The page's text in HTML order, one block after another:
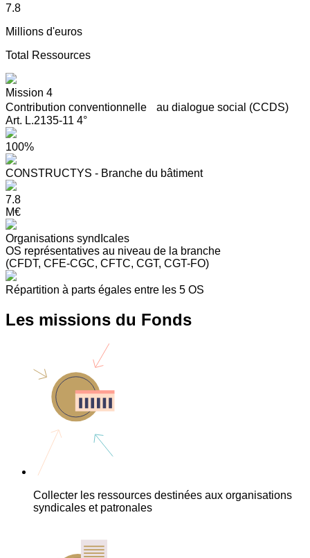
7.8
Millions d'euros
Total Ressources
Mission 4
Contribution conventionnelle au dialogue social (CCDS)
Art. L.2135-11 4°
100%
CONSTRUCTYS - Branche du bâtiment
7.8
M€
Organisations syndIcales
OS représentatives au niveau de la branche
(CFDT, CFE-CGC, CFTC, CGT, CGT-FO)
Répartition à parts égales entre les 5 OS
Les missions du Fonds
Collecter les ressources destinées aux organisations
syndicales et patronales